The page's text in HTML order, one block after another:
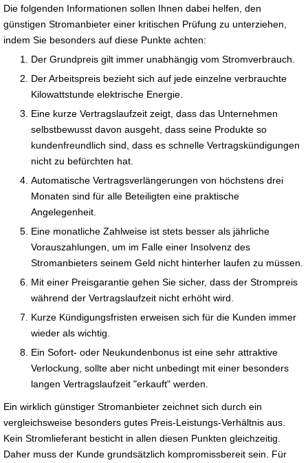
Die folgenden Informationen sollen Ihnen dabei helfen, den
günstigen Stromanbieter einer kritischen Prüfung zu unterziehen,
indem Sie besonders auf diese Punkte achten:
Der Grundpreis gilt immer unabhängig vom Stromverbrauch.
Der Arbeitspreis bezieht sich auf jede einzelne verbrauchte
Kilowattstunde elektrische Energie.
Eine kurze Vertragslaufzeit zeigt, dass das Unternehmen
selbstbewusst davon ausgeht, dass seine Produkte so
kundenfreundlich sind, dass es schnelle Vertragskündigungen
nicht zu befürchten hat.
Automatische Vertragsverlängerungen von höchstens drei
Monaten sind für alle Beteiligten eine praktische
Angelegenheit.
Eine monatliche Zahlweise ist stets besser als jährliche
Vorauszahlungen, um im Falle einer Insolvenz des
Stromanbieters seinem Geld nicht hinterher laufen zu müssen.
Mit einer Preisgarantie gehen Sie sicher, dass der Strompreis
während der Vertragslaufzeit nicht erhöht wird.
Kurze Kündigungsfristen erweisen sich für die Kunden immer
wieder als wichtig.
Ein Sofort- oder Neukundenbonus ist eine sehr attraktive
Verlockung, sollte aber nicht unbedingt mit einer besonders
langen Vertragslaufzeit "erkauft" werden.
Ein wirklich günstiger Stromanbieter zeichnet sich durch ein
vergleichsweise besonders gutes Preis-Leistungs-Verhältnis aus.
Kein Stromlieferant besticht in allen diesen Punkten gleichzeitig.
Daher muss der Kunde grundsätzlich kompromissbereit sein. Für